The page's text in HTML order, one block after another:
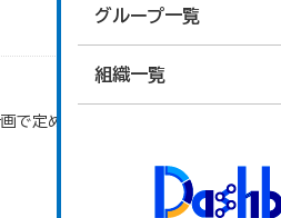
グループ一覧
組織一覧
で定めた、主要観光施設を掲